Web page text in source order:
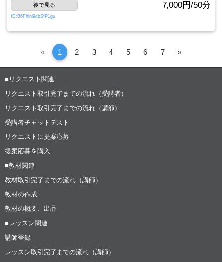
後で見る 7,000円/50分
ID:B6Fhlni9cbSfP1gu
«Previous
1 2 3 4 5 6 7 »次
■リクエスト関連
リクエスト取引完了までの流れ（受講者）
リクエスト取引完了までの流れ（講師）
受講者チャットテスト
リクエストに提案応募
提案応募を購入
■教材関連
教材取引完了までの流れ（講師）
教材の作成
教材の概要、出品
■レッスン関連
講師登録
レッスン取引完了までの流れ（講師）